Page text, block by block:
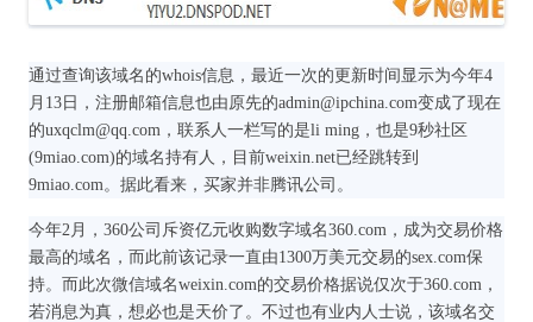
通过查询该域名的whois信息，最近一次的更新时间显示为今年4
月13日，注册邮箱信息也由原先的admin@ipchina.com变成了现在
的uxqclm@qq.com，联系人一栏写的是li ming，也是9秒社区
(9miao.com)的域名持有人，目前weixin.net已经跳转到
9miao.com。据此看来，买家并非腾讯公司。
今年2月，360公司斥资亿元收购数字域名360.com，成为交易价格
最高的域名，而此前该记录一直由1300万美元交易的sex.com保
持。而此次微信域名weixin.com的交易价格据说仅次于360.com，
若消息为真，想必也是天价了。不过也有业内人士说，该域名交